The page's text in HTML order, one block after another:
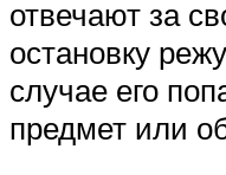
отвечают за
остановку
случае его
предмет или